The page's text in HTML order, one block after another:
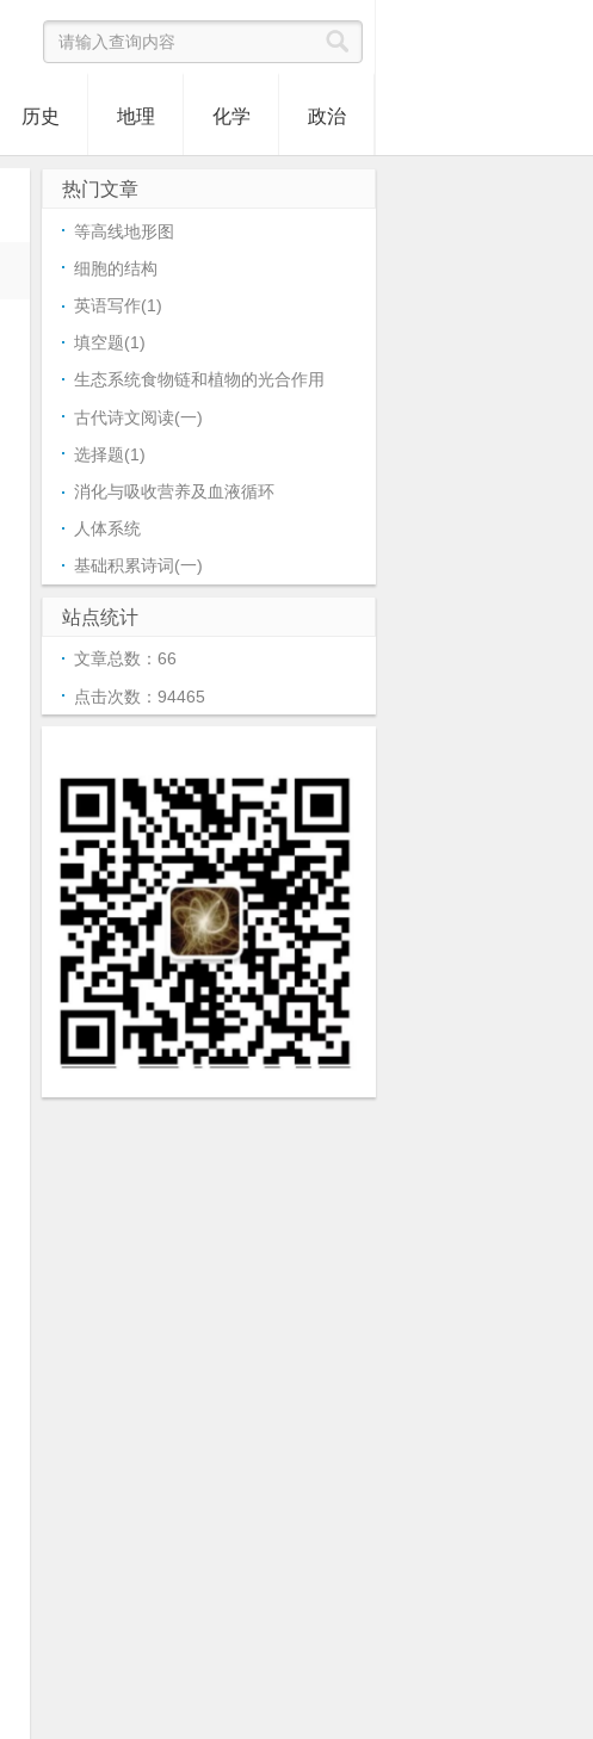
历史 地理 化学 政治
热门文章
等高线地形图
细胞的结构
英语写作(1)
填空题(1)
生态系统食物链和植物的光合作用
古代诗文阅读(一)
选择题(1)
消化与吸收营养及血液循环
人体系统
基础积累诗词(一)
站点统计
文章总数：66
点击次数：94465